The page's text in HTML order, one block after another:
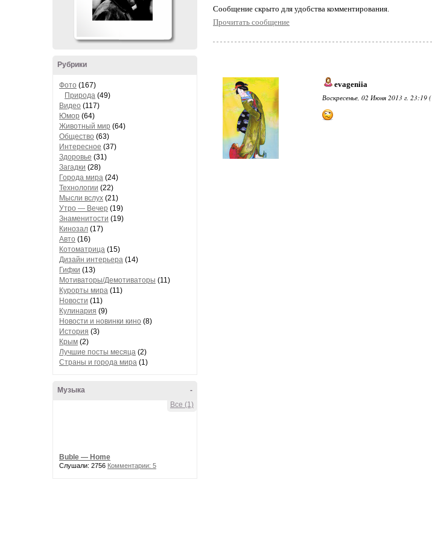
Рубрики
Фото (167)
Природа (49)
Видео (117)
Юмор (64)
Животный мир (64)
Общество (63)
Интересное (37)
Здоровье (31)
Загадки (28)
Города мира (24)
Технологии (22)
Мысли вслух (21)
Утро — Вечер (19)
Знаменитости (19)
Кинозал (17)
Авто (16)
Котоматрица (15)
Дизайн интерьера (14)
Гифки (13)
Мотиваторы/Демотиваторы (11)
Курорты мира (11)
Новости (11)
Кулинария (9)
Новости и новинки кино (8)
История (3)
Крым (2)
Лучшие посты месяца (2)
Страны и города мира (1)
-
Музыка
Все (1)
Buble — Home
Слушали: 2756 Комментарии: 5
Cообщение скрыто для удобства комментирования.
Прочитать сообщение
evageniia
Воскресенье, 02 Июня 2013 г. 23:19 (